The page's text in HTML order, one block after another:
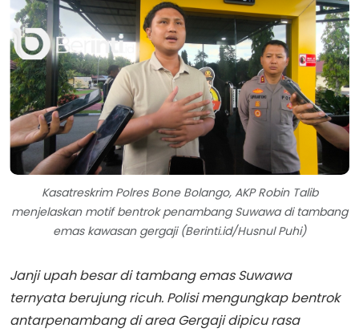
Kasatreskrim Polres Bone Bolango, AKP Robin Talib
menjelaskan motif bentrok penambang Suwawa di tambang
emas kawasan gergaji (Berinti.id/Husnul Puhi)
Janji upah besar di tambang emas Suwawa
ternyata berujung ricuh. Polisi mengungkap bentrok
antarpenambang di area Gergaji dipicu rasa